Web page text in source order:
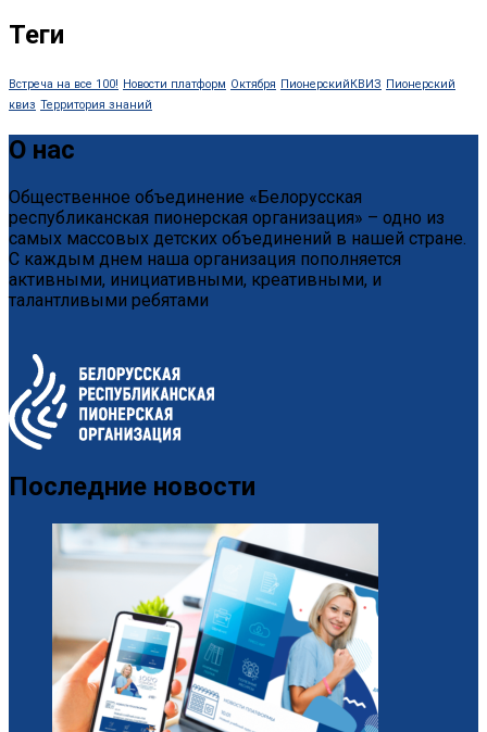
Теги
Встреча на все 100! Новости платформ Октября ПионерскийКВИЗ Пионерский
квиз Территория знаний
О нас
Общественное объединение «Белорусская
республиканская пионерская организация» – одно из
самых массовых детских объединений в нашей стране.
С каждым днем наша организация пополняется
активными, инициативными, креативными, и
талантливыми ребятами
Последние новости